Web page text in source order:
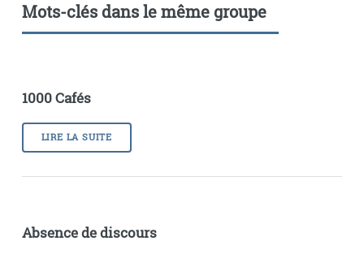
Mots-clés dans le même groupe
1000 Cafés
LIRE LA SUITE
Absence de discours